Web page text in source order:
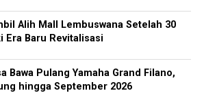
Alih Mall Lembuswana Setelah 30
Era Baru Revitalisasi
Bawa Pulang Yamaha Grand Filano,
hingga September 2026